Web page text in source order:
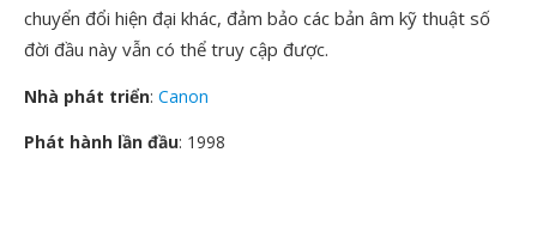
chuyển đổi hiện đại khác, đảm bảo các bản âm kỹ thuật số
đời đầu này vẫn có thể truy cập được.
Nhà phát triển: Canon
Phát hành lần đầu: 1998